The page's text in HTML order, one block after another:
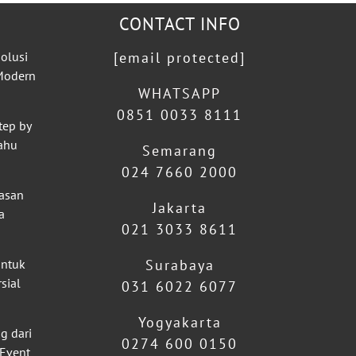
by
dari
CONTACT INFO
[email protected]
WHATSAPP
0851 0033 8111
Semarang
024 7660 2000
Jakarta
021 3033 8611
Surabaya
031 6022 6077
Yogyakarta
0274 600 0150